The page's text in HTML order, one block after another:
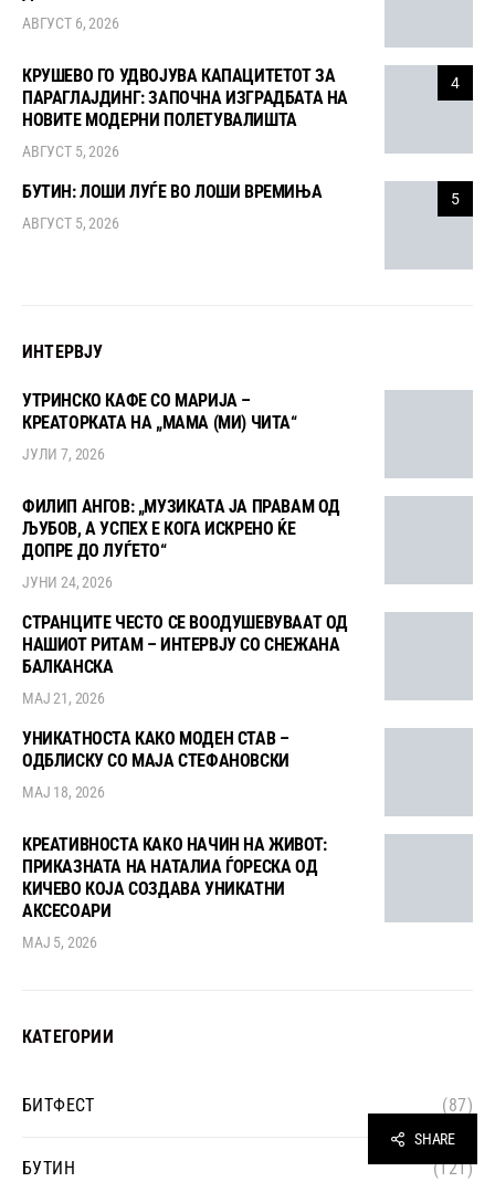
АВГУСТ 6, 2026
4
КРУШЕВО ГО УДВОЈУВА КАПАЦИТЕТОТ ЗА
ПАРАГЛАЈДИНГ: ЗАПОЧНА ИЗГРАДБАТА НА
НОВИТЕ МОДЕРНИ ПОЛЕТУВАЛИШТА
АВГУСТ 5, 2026
5
БУТИН: ЛОШИ ЛУЃЕ ВО ЛОШИ ВРЕМИЊА
АВГУСТ 5, 2026
ИНТЕРВЈУ
УТРИНСКО КАФЕ СО МАРИЈА –
КРЕАТОРКАТА НА „МАМА (МИ) ЧИТА“
ЈУЛИ 7, 2026
ФИЛИП АНГОВ: „МУЗИКАТА ЈА ПРАВАМ ОД
ЉУБОВ, А УСПЕХ Е КОГА ИСКРЕНО ЌЕ
ДОПРЕ ДО ЛУЃЕТО“
ЈУНИ 24, 2026
СТРАНЦИТЕ ЧЕСТО СЕ ВООДУШЕВУВААТ ОД
НАШИОТ РИТАМ – ИНТЕРВЈУ СО СНЕЖАНА
БАЛКАНСКА
МАЈ 21, 2026
УНИКАТНОСТА КАКО МОДЕН СТАВ –
ОДБЛИСКУ СО МАЈА СТЕФАНОВСКИ
МАЈ 18, 2026
КРЕАТИВНОСТА КАКО НАЧИН НА ЖИВОТ:
ПРИКАЗНАТА НА НАТАЛИА ЃОРЕСКА ОД
КИЧЕВО КОЈА СОЗДАВА УНИКАТНИ
АКСЕСОАРИ
МАЈ 5, 2026
КАТЕГОРИИ
БИТФЕСТ (87)
БУТИН (121)
SHARE